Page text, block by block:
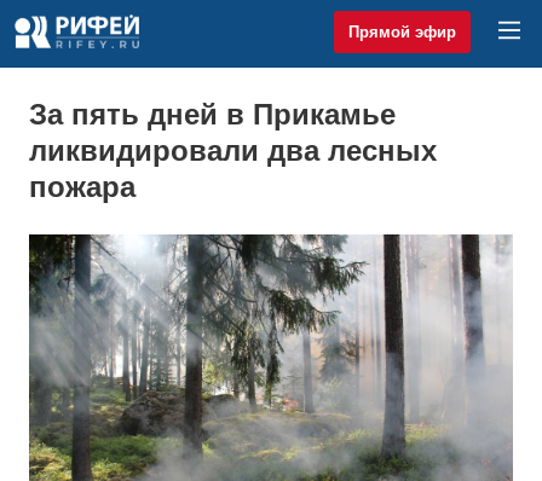
Прямой эфир
За пять дней в Прикамье
ликвидировали два лесных
пожара